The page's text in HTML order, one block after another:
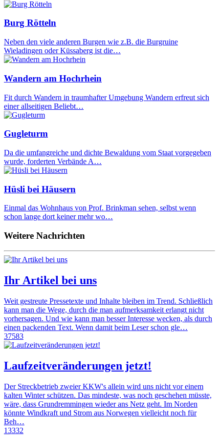
Burg Rötteln
Neben den viele anderen Burgen wie z.B. die Burgruine
Wieladingen oder Küssaberg ist die…
Wandern am Hochrhein
Fit durch Wandern in traumhafter Umgebung Wandern erfreut sich
einer allseitigen Beliebt…
Gugleturm
Da die umfangreiche und dichte Bewaldung vom Staat vorgegeben
wurde, forderten Verbände A…
Hüsli bei Häusern
Einmal das Wohnhaus von Prof. Brinkman sehen, selbst wenn
schon lange dort keiner mehr wo…
Weitere Nachrichten
Ihr Artikel bei uns
Weit gestreute Pressetexte und Inhalte bleiben im Trend. Schließlich
kann man die Wege, durch die man aufmerksamkeit erlangt nicht
vorhersagen. Und wie kann man besser Interesse wecken, als durch
einen packenden Text. Wenn damit beim Leser schon gle…
37583
Laufzeitveränderungen jetzt!
Der Streckbetrieb zweier KKW's allein wird uns nicht vor einem
kalten Winter schützen. Das mindeste, was noch geschehen müsste,
wäre, dass Grundremmingen wieder ans Netz geht. Im Norden
könnte Windkraft und Strom aus Norwegen vielleicht noch für
Beh…
13332